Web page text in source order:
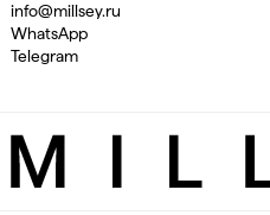
info@millsey.ru
WhatsApp
Telegram